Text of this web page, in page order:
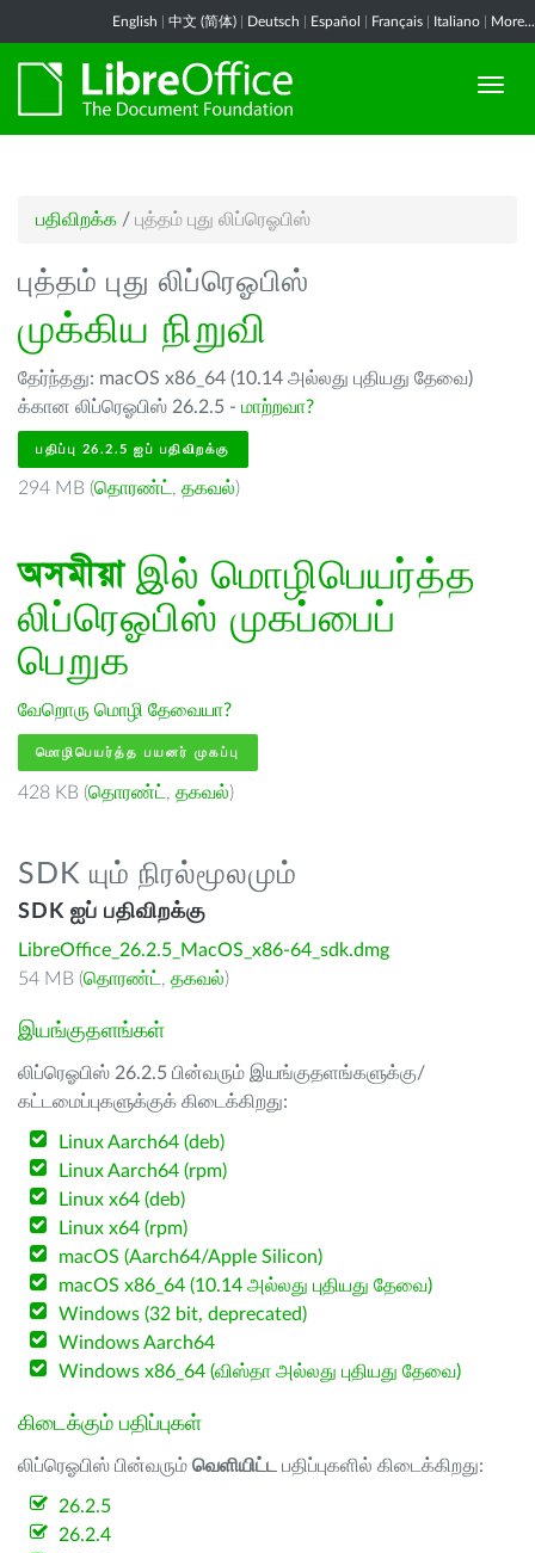
English 中文 (简体) Deutsch Español Français Italiano More...
பதிவிறக்க / புத்தம் புது லிப்ரெஓபிஸ்
புத்தம் புது லிப்ரெஓபிஸ்
முக்கிய நிறுவி
தேர்ந்தது: macOS x86_64 (10.14 அல்லது புதியது தேவை)
க்கான லிப்ரெஓபிஸ் 26.2.5 - மாற்றவா?
பதிப்பு 26.2.5 ஐப் பதிவிறக்கு
294 MB (தொரண்ட் , தகவல்)
অসমীয়াஇல் மொழிபெயர்த்த
லிப்ரெஓபிஸ் முகப்பைப்
பெறுக
வேறொரு மொழி தேவையா?
மொழிபெயர்த்த பயனர் முகப்பு
428 KB (தொரண்ட் , தகவல்)
SDK யும் நிரல்மூலமும்
SDK ஐப் பதிவிறக்கு
LibreOffice_26.2.5_MacOS_x86-64_sdk.dmg
54 MB (தொரண்ட் , தகவல்)
இயங்குதளங்கள்
லிப்ரெஓபிஸ் 26.2.5 பின்வரும் இயங்குதளங்களுக்கு/
கட்டமைப்புகளுக்குக் கிடைக்கிறது:
Linux Aarch64 (deb)
Linux Aarch64 (rpm)
Linux x64 (deb)
Linux x64 (rpm)
macOS (Aarch64/Apple Silicon)
macOS x86_64 (10.14 அல்லது புதியது தேவை)
Windows (32 bit, deprecated)
Windows Aarch64
Windows x86_64 (விஸ்தா அல்லது புதியது தேவை)
கிடைக்கும் பதிப்புகள்
லிப்ரெஓபிஸ் பின்வரும் வெளியிட்ட பதிப்புகளில் கிடைக்கிறது:
26.2.5
26.2.4